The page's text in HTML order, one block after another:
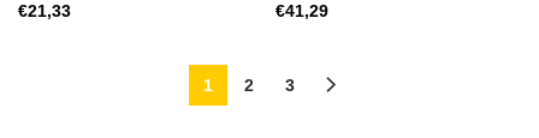
€ €
1 2 3